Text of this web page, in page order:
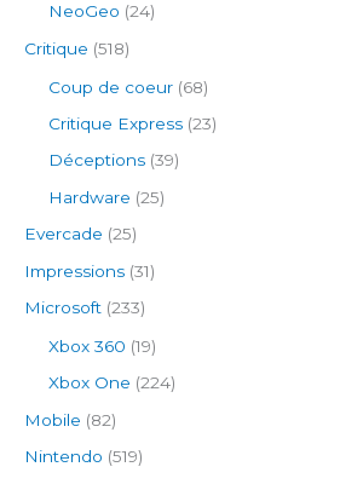
NeoGeo (24)
Critique (518)
Coup de coeur (68)
Critique Express (23)
Déceptions (39)
Hardware (25)
Evercade (25)
Impressions (31)
Microsoft (233)
Xbox 360 (19)
Xbox One (224)
Mobile (82)
Nintendo (519)